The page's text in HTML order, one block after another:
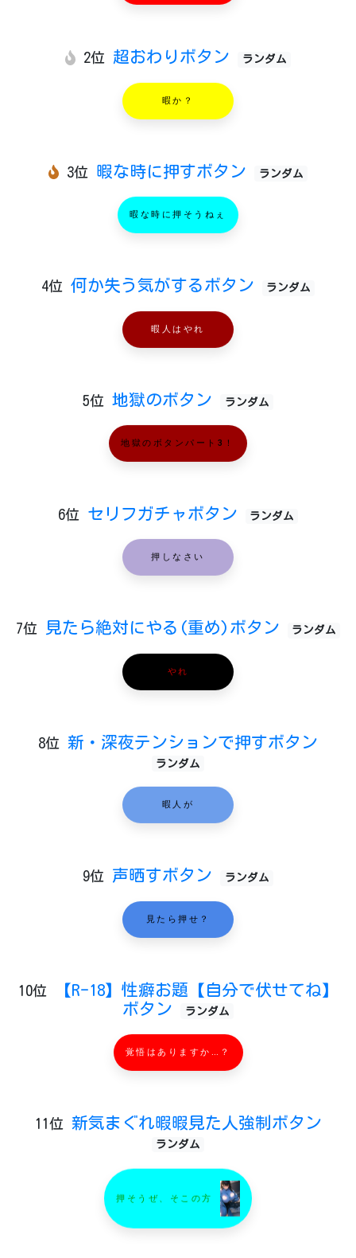
2位 超おわりボタン ランダム
暇か？
3位 暇な時に押すボタン ランダム
暇な時に押そうねぇ
4位 何か失う気がするボタン ランダム
暇人はやれ
5位 地獄のボタン ランダム
地獄のボタンパート3！
6位 セリフガチャボタン ランダム
押しなさい
7位 見たら絶対にやる(重め)ボタン ランダム
やれ
8位 新・深夜テンションで押すボタン
ランダム
暇人が
9位 声晒すボタン ランダム
見たら押せ？
10位
【R-18】性癖お題【自分で伏せてね】
ボタン
ランダム
覚悟はありますか…？
11位 新気まぐれ暇暇見た人強制ボタン
ランダム
押そうぜ、そこの方